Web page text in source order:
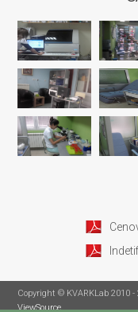
Copyright © KVARKLab 2010
ViewSource